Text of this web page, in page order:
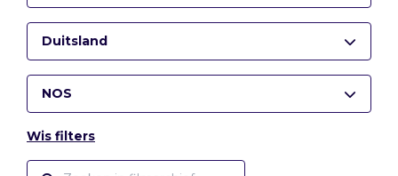
Duitsland
NOS
Wis filters